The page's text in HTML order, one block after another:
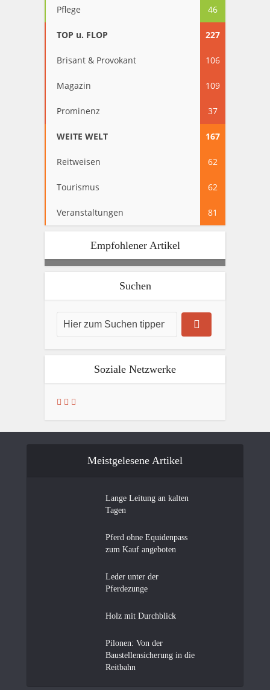
Pflege 46
TOP u. FLOP 227
Brisant & Provokant 106
Magazin 109
Prominenz 37
WEITE WELT 167
Reitweisen 62
Tourismus 62
Veranstaltungen 81
Empfohlener Artikel
Suchen
Soziale Netzwerke
Meistgelesene Artikel
Lange Leitung an kalten
Tagen
Pferd ohne Equidenpass
zum Kauf angeboten
Leder unter der
Pferdezunge
Holz mit Durchblick
Pilonen: Von der
Baustellensicherung in die
Reitbahn